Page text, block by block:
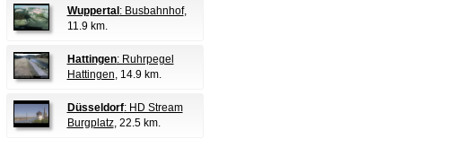
Wuppertal : Busbahnhof,
11.9 km.
Hattingen: Ruhrpegel
Hattingen, 14.9 km.
Düsseldorf: HD Stream
Burgplatz, 22.5 km.